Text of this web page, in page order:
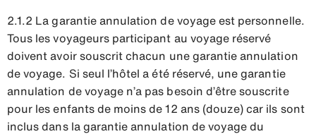
2.1.2 La garantie annulation de voyage est personnelle.
Tous les voyageurs participant au voyage réservé
doivent avoir souscrit chacun une garantie annulation
de voyage. Si seul l’hôtel a été réservé, une garantie
annulation de voyage n’a pas besoin d’être souscrite
pour les enfants de moins de 12 ans (douze) car ils sont
inclus dans la garantie annulation de voyage du